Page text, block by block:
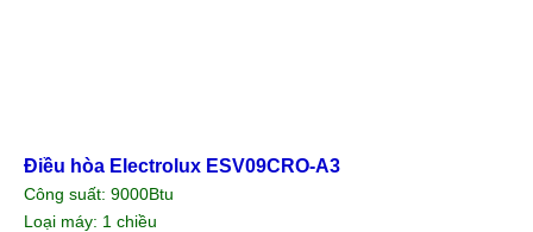
Điều hòa Electrolux ESV09CRO-A3
Công suất: 9000Btu
Loại máy: 1 chiều